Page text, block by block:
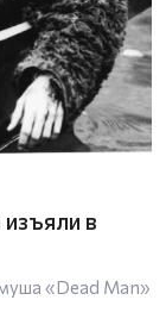
изъяли в
«Dead Man»